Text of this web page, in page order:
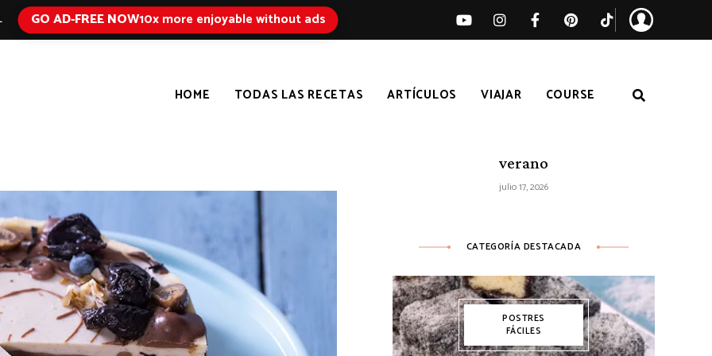
GO AD-FREE NOW10x more enjoyable without ads
HOME TODAS LAS RECETAS ARTÍCULOS VIAJAR COURSE
verano
julio 17, 2026
CATEGORÍA DESTACADA
POSTRES
FÁCILES